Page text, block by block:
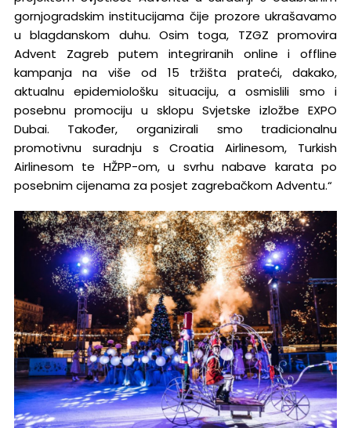
gornjogradskim institucijama čije prozore ukrašavamo
u blagdanskom duhu. Osim toga, TZGZ promovira
Advent Zagreb putem integriranih online i offline
kampanja na više od 15 tržišta prateći, dakako,
aktualnu epidemiološku situaciju, a osmislili smo i
posebnu promociju u sklopu Svjetske izložbe EXPO
Dubai. Također, organizirali smo tradicionalnu
promotivnu suradnju s Croatia Airlinesom, Turkish
Airlinesom te HŽPP-om, u svrhu nabave karata po
posebnim cijenama za posjet zagrebačkom Adventu.“